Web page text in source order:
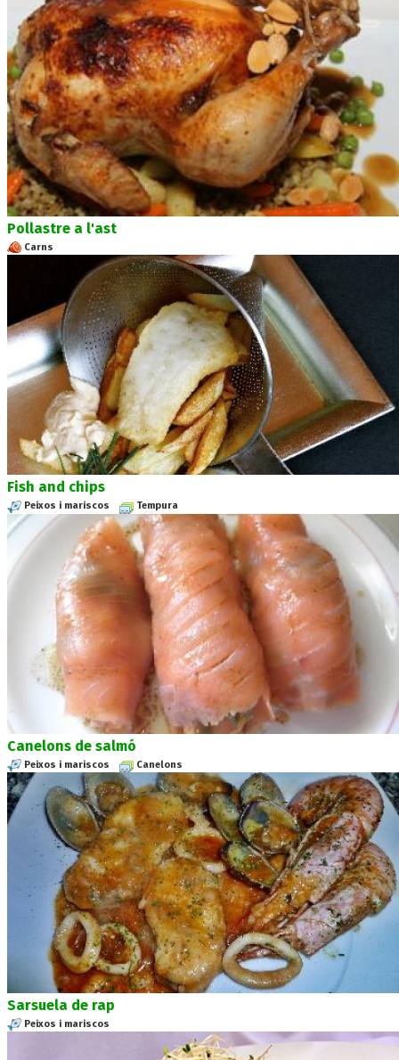
Pollastre a l'ast
Carns
Fish and chips
Peixos i mariscos Tempura
Canelons de salmó
Peixos i mariscos Canelons
Sarsuela de rap
Peixos i mariscos